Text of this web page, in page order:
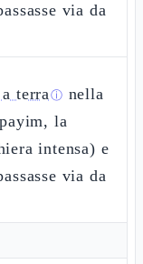
via da
terraⓘ nella
la
intensa) e
via da